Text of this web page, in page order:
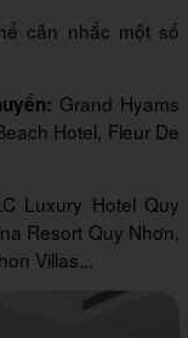
cân nhắc một số
Grand Hyams
Hotel, Fleur De
Luxury Hotel Quy
Resort Quy Nhơn,
Villas,..